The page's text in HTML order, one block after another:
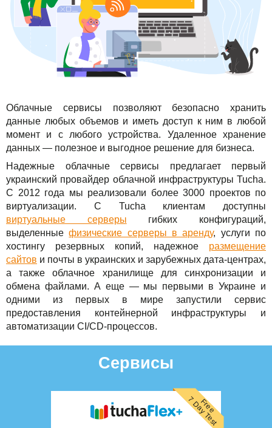
TuchaBackup
TuchaHosting
TuchaSync
Удаленный офис
Реселінг хостингу
Карьера
Облачные сервисы позволяют безопасно хранить
данные любых объемов и иметь доступ к ним в любой
момент и с любого устройства. Удаленное хранение
данных — полезное и выгодное решение для бизнеса.
Надежные облачные сервисы предлагает первый
украинский провайдер облачной инфраструктуры Tucha.
С 2012 года мы реализовали более 3000 проектов по
виртуализации. С Tucha клиентам доступны
виртуальные серверы гибких конфигураций,
выделенныефизические серверы в аренду, услуги по
хостингу резервных копий, надежное размещение
сайтов и почты в украинских и зарубежных дата-центрах,
а также облачное хранилище для синхронизации и
обмена файлами. А еще — мы первыми в Украине и
одними из первых в мире запустили сервис
предоставления контейнерной инфраструктуры и
автоматизации CI/CD-процессов.
Сервисы
Free
7 Day Test